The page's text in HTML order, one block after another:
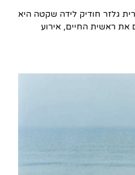
גלזר חודיק לידה שקטה היא
את ראשית החיים, אירוע